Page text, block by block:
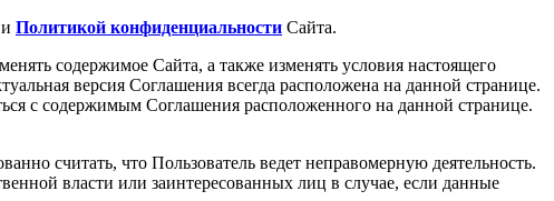
Политикой конфиденциальности Сайта.
содержимое Сайта, а также изменять условия настоящего
версия Соглашения всегда расположена на данной странице.
с содержимым Соглашения расположенного на данной странице.
считать, что Пользователь ведет неправомерную деятельность.
власти или заинтересованных лиц в случае, если данные